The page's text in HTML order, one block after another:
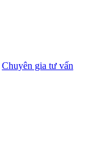
Chuyên gia tư vấn